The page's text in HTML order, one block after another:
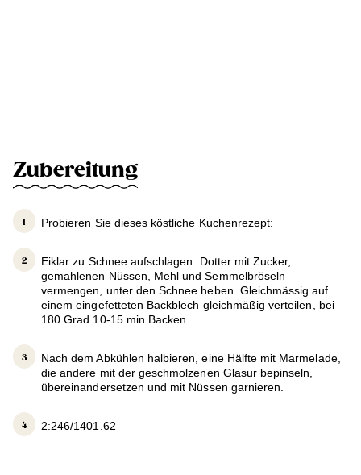
Zubereitung
Probieren Sie dieses köstliche Kuchenrezept:
Eiklar zu Schnee aufschlagen. Dotter mit Zucker,
gemahlenen Nüssen, Mehl und Semmelbröseln
vermengen, unter den Schnee heben. Gleichmässig auf
einem eingefetteten Backblech gleichmäßig verteilen, bei
180 Grad 10-15 min Backen.
Nach dem Abkühlen halbieren, eine Hälfte mit Marmelade,
die andere mit der geschmolzenen Glasur bepinseln,
übereinandersetzen und mit Nüssen garnieren.
2:246/1401.62